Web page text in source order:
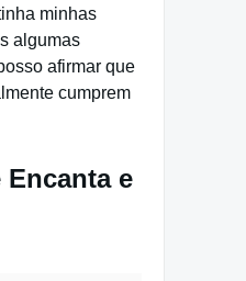
minhas
algumas
afirmar que
cumprem
e